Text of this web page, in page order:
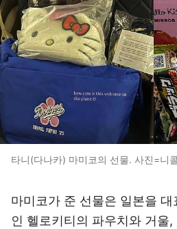
타니(다나카) 마미코의 선물. 사진=니
마미코가 준 선물은 일본을
인 헬로키티의 파우치와 거울